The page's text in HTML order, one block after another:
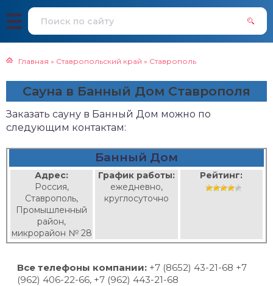
Главная » Ставропольский край » Ставрополь
Сауна в Банный Дом Ставрополя
Заказать сауну в Банный Дом можно по
следующим контактам:
Банный Дом
Адрес:
Россия,
Ставрополь,
Промышленный
район,
микрорайон № 28
График работы:
ежедневно,
круглосуточно
Рейтинг:
Все телефоны компании: +7 (8652) 43-21-68 +7
(962) 406-22-66, +7 (962) 443-21-68